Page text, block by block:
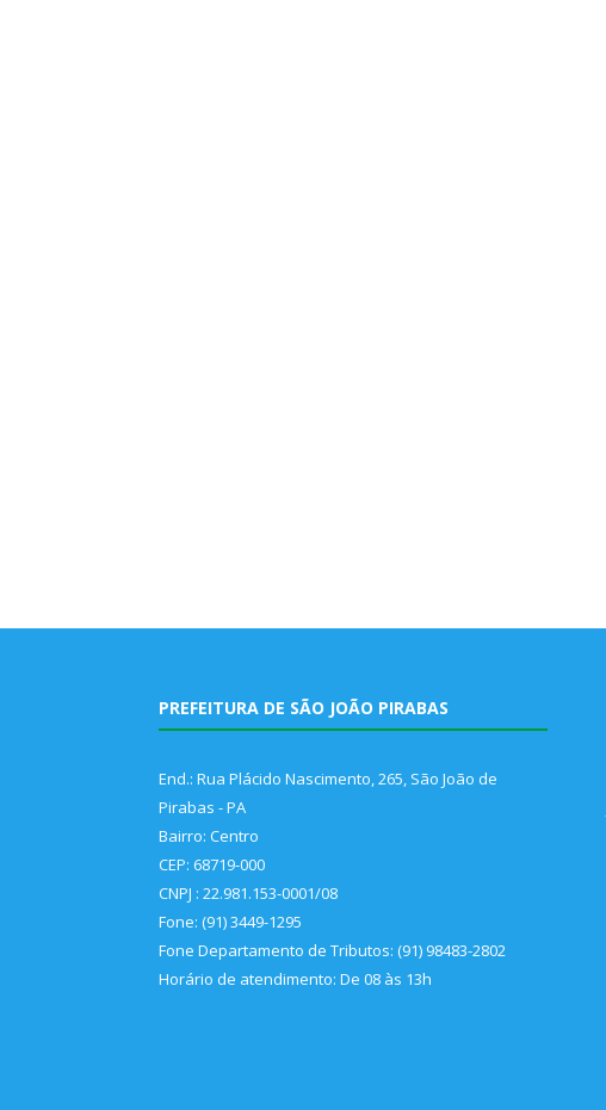
PREFEITURA DE SÃO JOÃO PIRABAS
End.: Rua Plácido Nascimento, 265, São João de
Pirabas - PA
Bairro: Centro
CEP: 68719-000
CNPJ : 22.981.153-0001/08
Fone: (91) 3449-1295
Fone Departamento de Tributos: (91) 98483-2802
Horário de atendimento: De 08 às 13h